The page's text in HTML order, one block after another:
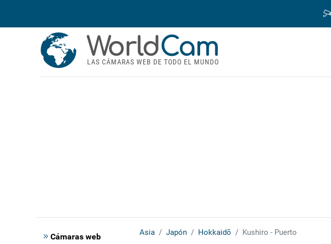
WorldCam
LAS CÁMARAS WEB DE TODO EL MUNDO
Cámaras web Asia Japón Hokkaidō Kushiro - Puerto